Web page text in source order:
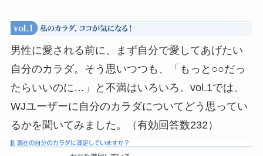
男性に愛される前に、まず自分で愛してあげたい
自分のカラダ。そう思いつつも、「もっと○○だっ
たらいいのに…」と不満はいろいろ。vol.1では、
WJユーザーに自分のカラダについてどう思ってい
るかを聞いてみました。（有効回答数232）